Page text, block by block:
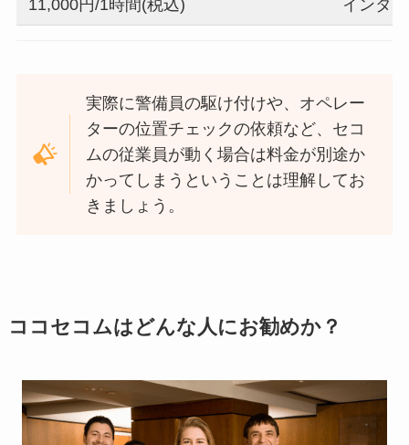
11,000円/1時間(税込) インタ
実際に警備員の駆け付けや、オペレー
ターの位置チェックの依頼など、セコ
ムの従業員が動く場合は料金が別途か
かってしまうということは理解してお
きましょう。
ココセコムはどんな人にお勧めか？